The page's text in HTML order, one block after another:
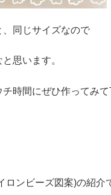
、同じサイズなので
思います。
チ時間にぜひ作ってみ
ロンビーズ図案)の紹介